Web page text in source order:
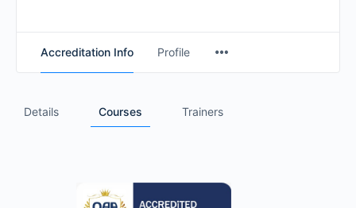
Accreditation Info Profile
Details Courses Trainers